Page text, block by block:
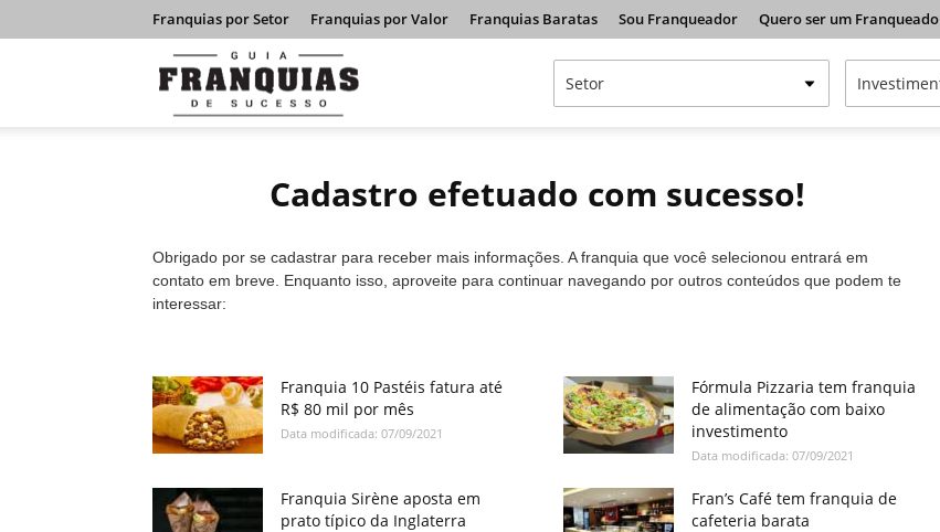
Franquias por Setor Franquias por Valor Franquias Baratas Sou Franqueador Quero ser um Franqueado
de
Cadastro efetuado com sucesso!
Obrigado por se cadastrar para receber mais informações. A franquia que você selecionou entrará em
contato em breve. Enquanto isso, aproveite para continuar navegando por outros conteúdos que podem te
interessar:
Franquia 10 Pastéis fatura até
R$ 80 mil por mês
Data modificada: 07/09/2021
Fórmula Pizzaria tem franquia
de alimentação com baixo
investimento
Data modificada: 07/09/2021
Franquia Sirène aposta em
prato típico da Inglaterra
Fran’s Café tem franquia de
cafeteria barata